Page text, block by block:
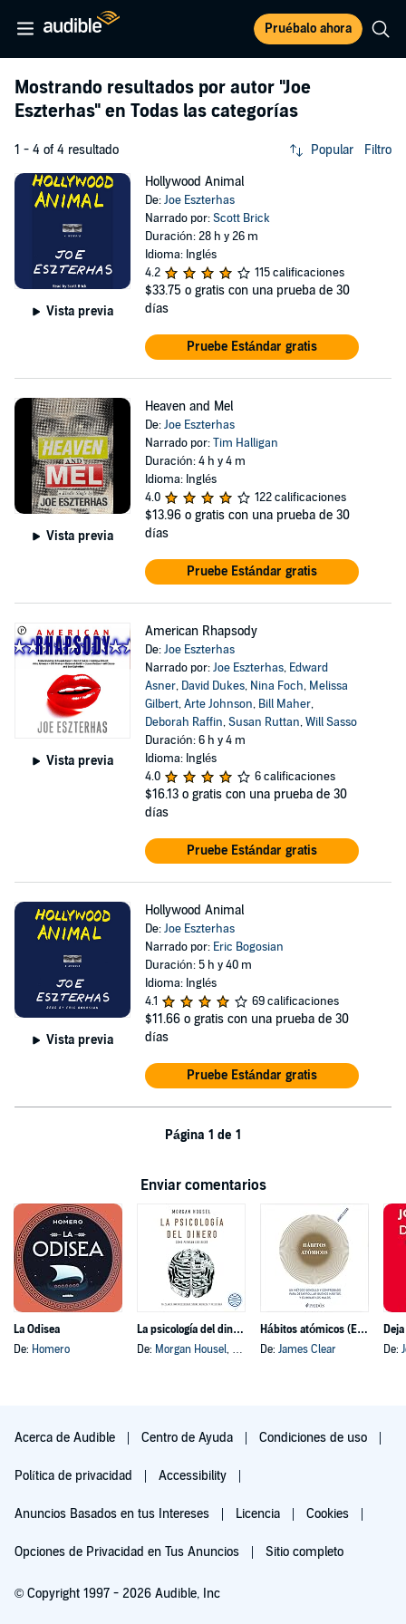
Pruébalo ahora
Mostrando resultados por autor "Joe
Eszterhas" en Todas las categorías
1 - 4 of 4 resultado Popular Filtro
Vista previa
Hollywood Animal
De:Joe Eszterhas
Narrado por:Scott Brick
Duración: 28 h y 26 m
Idioma: Inglés
4.2
115 calificaciones
$33.75 o gratis con una prueba de 30
días
Pruebe Estándar gratis
Vista previa
Heaven and Mel
De:Joe Eszterhas
Narrado por:Tim Halligan
Duración: 4 h y 4 m
Idioma: Inglés
4.0
122 calificaciones
$13.96 o gratis con una prueba de 30
días
Pruebe Estándar gratis
Vista previa
American Rhapsody
De:Joe Eszterhas
Narrado por:Joe Eszterhas, Edward
Asner, David Dukes, Nina Foch, Melissa
Gilbert,Arte Johnson, Bill Maher,
Deborah Raffin,Susan Ruttan,Will Sasso
Duración: 6 h y 4 m
Idioma: Inglés
4.0
6 calificaciones
$16.13 o gratis con una prueba de 30
días
Pruebe Estándar gratis
Vista previa
Hollywood Animal
De:Joe Eszterhas
Narrado por: Eric Bogosian
Duración: 5 h y 40 m
Idioma: Inglés
4.1
69 calificaciones
$11.66 o gratis con una prueba de 30
días
Pruebe Estándar gratis
Página 1 de 1
Enviar comentarios
La Odisea
De: Homero
La psicología del dinero
De: Morgan Housel, y otros
Hábitos atómicos (Español neutro)
De: James Clear
De:
Acerca de Audible Centro de Ayuda Condiciones de uso
Política de privacidad Accessibility
Anuncios Basados en tus Intereses Licencia Cookies
Opciones de Privacidad en Tus Anuncios Sitio completo
© Copyright 1997 - 2026 Audible, Inc